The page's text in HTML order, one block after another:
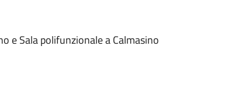
e Sala polifunzionale a Calmasino